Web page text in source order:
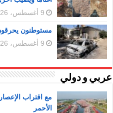
9 أغسطس، 2026
مستوطنون
9 أغسطس، 2026
عربي و دولي
مع اقتراب
الأحمر